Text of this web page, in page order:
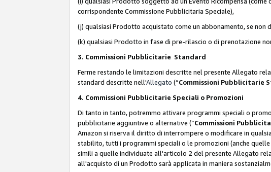
corrispondente Commissione Pubblicitaria Speciale),
(j) qualsiasi Prodotto acquistato come un abbonamento, se non
(k) qualsiasi Prodotto in fase di pre-rilascio o di prenotazione
3. Commissioni Pubblicitarie Standard
Ferme restando le limitazioni descritte nel presente Allegato
standard descritte nell'Allegato (“Commissioni Pubblicitarie
4. Commissioni Pubblicitarie Speciali o Promozioni
Di tanto in tanto, potremmo attivare programmi speciali o
pubblicitarie aggiuntive o alternative (“Commissioni
Amazon si riserva il diritto di interrompere o modificare in
stabilito, tutti i programmi speciali o le promozioni (anche
simili a quelle individuate all'articolo 2 del presente Allegato
all'acquisto di un Prodotto sarà applicata in maniera